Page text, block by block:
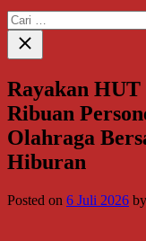
Cari
untuk:
Close
search
Rayakan HUT
Ribuan
Olahraga
Hiburan
Posted on 6 Juli 2026 by